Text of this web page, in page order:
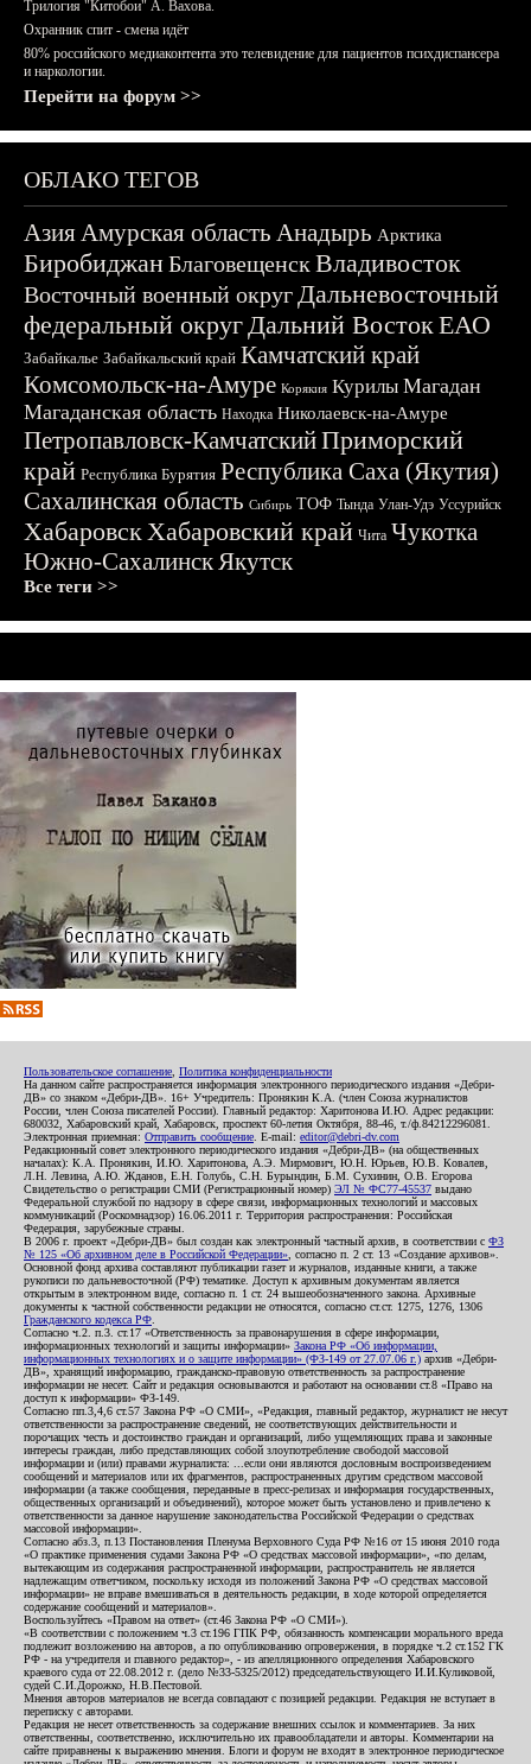
Трилогия "Китобои" А. Вахова.
Охранник спит - смена идёт
80% российского медиаконтента это телевидение для пациентов психдиспансера
и наркологии.
Перейти на форум >>
ОБЛАКО ТЕГОВ
АзияАмурская область Анадырь Арктика
БиробиджанБлаговещенскВладивосток
Восточный военный округДальневосточный
федеральный округДальний ВостокЕАО
Забайкалье Забайкальский край Камчатский край
Комсомольск-на-Амуре Корякия Курилы Магадан
Магаданская область Находка Николаевск-на-Амуре
Петропавловск-КамчатскийПриморский
край Республика Бурятия Республика Саха (Якутия)
Сахалинская область Сибирь ТОФ Тында Улан-Удэ Уссурийск
ХабаровскХабаровский край Чита Чукотка
Южно-СахалинскЯкутск
Все теги >>
Пользовательское соглашение Политика конфиденциальности
На данном сайте распространяется информация электронного периодического издания «Дебри-
ДВ» со знаком «Дебри-ДВ». 16+ Учредитель: Пронякин К.А. (член Союза журналистов
России, член Союза писателей России). Главный редактор: Харитонова И.Ю. Адрес редакции:
680032, Хабаровский край, Хабаровск, проспект 60-летия Октября, 88-46, т./ф.84212296081.
Электронная приемная: Отправить сообщение . E-mail: editor@debri-dv.com
Редакционный совет электронного периодического издания «Дебри-ДВ» (на общественных
началах): К.А. Пронякин, И.Ю. Харитонова, А.Э. Мирмович, Ю.Н. Юрьев, Ю.В. Ковалев,
Л.Н. Левина, А.Ю. Жданов, Е.Н. Голубь, С.Н. Бурындин, Б.М. Сухинин, О.В. Егорова
Свидетельство о регистрации СМИ (Регистрационный номер) ЭЛ № ФС77-45537 выдано
Федеральной службой по надзору в сфере связи, информационных технологий и массовых
коммуникаций (Роскомнадзор) 16.06.2011 г. Территория распространения: Российская
Федерация, зарубежные страны.
В 2006 г. проект «Дебри-ДВ» был создан как электронный частный архив, в соответствии с ФЗ
№ 125 «Об архивном деле в Российской Федерации» , согласно п. 2 ст. 13 «Создание архивов».
Основной фонд архива составляют публикации газет и журналов, изданные книги, а также
рукописи по дальневосточной (РФ) тематике. Доступ к архивным документам является
открытым в электронном виде, согласно п. 1 ст. 24 вышеобозначенного закона. Архивные
документы к частной собственности редакции не относятся, согласно ст.ст. 1275, 1276, 1306
Гражданского кодекса РФ
Согласно ч.2. п.3. ст.17 «Ответственность за правонарушения в сфере информации,
информационных технологий и защиты информации» Закона РФ «Об информации,
информационных технологиях и о защите информации» (ФЗ-149 от 27.07.06 г.) архив «Дебри-
ДВ», хранящий информацию, гражданско-правовую ответственность за распространение
информации не несет. Сайт и редакция основываются и работают на основании ст.8 «Право на
доступ к информации» ФЗ-149.
Согласно пп.3,4,6 ст.57 Закона РФ «О СМИ», «Редакция, главный редактор, журналист не несут
ответственности за распространение сведений, не соответствующих действительности и
порочащих честь и достоинство граждан и организаций, либо ущемляющих права и законные
интересы граждан, либо представляющих собой злоупотребление свободой массовой
информации и (или) правами журналиста: ...если они являются дословным воспроизведением
сообщений и материалов или их фрагментов, распространенных другим средством массовой
информации (а также сообщения, переданные в пресс-релизах и информация государственных,
общественных организаций и объединений), которое может быть установлено и привлечено к
ответственности за данное нарушение законодательства Российской Федерации о средствах
массовой информации».
Согласно абз.3, п.13 Постановления Пленума Верховного Суда РФ №16 от 15 июня 2010 года
«О практике применения судами Закона РФ «О средствах массовой информации», «по делам,
вытекающим из содержания распространенной информации, распространитель не является
надлежащим ответчиком, поскольку исходя из положений Закона РФ «О средствах массовой
информации» не вправе вмешиваться в деятельность редакции, в ходе которой определяется
содержание сообщений и материалов».
Воспользуйтесь «Правом на ответ» (ст.46 Закона РФ «О СМИ»).
«В соответствии с положением ч.3 ст.196 ГПК РФ, обязанность компенсации морального вреда
подлежит возложению на авторов, а по опубликованию опровержения, в порядке ч.2 ст.152 ГК
РФ - на учредителя и главного редактор», - из апелляционного определения Хабаровского
краевого суда от 22.08.2012 г. (дело №33-5325/2012) председательствующего И.И.Куликовой,
судей С.И.Дорожко, Н.В.Пестовой.
Мнения авторов материалов не всегда совпадают с позицией редакции. Редакция не вступает в
переписку с авторами.
Редакция не несет ответственность за содержание внешних ссылок и комментариев. За них
ответственны, соответственно, исключительно их правообладатели и авторы. Комментарии на
сайте приравнены к выражению мнения. Блоги и форум не входят в электронное периодическое